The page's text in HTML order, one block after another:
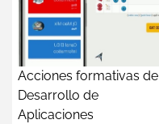
Acciones formativas de
Desarrollo de
Aplicaciones